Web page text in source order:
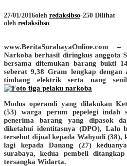
27/01/2016oleh redaksibso-250 Dilihat
oleh redaksibso
www.BeritaSurabayaOnline.com –
Narkoba berhasil diringkus anggota
bersama ditemukan barang bukti
seberat 9,38 Gram lengkap dengan
timbang elektrik serta uang
Modus operandi yang dilakukan
(53) warga perum pepelegi indah
penerima barang yang dipasok
diketahui identitasnya (DPO), Lalu
tersebut dijual kepada Wahyudi (38),
lagi kepada Danang (27)
surabaya, kedua pembeli
tersangka Widarta.